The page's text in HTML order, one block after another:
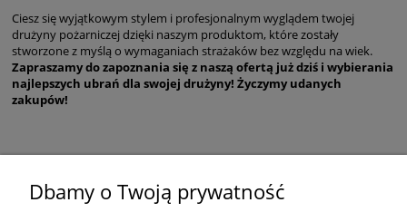
Ciesz się wyjątkowym stylem i profesjonalnym wyglądem twojej
drużyny pożarniczej dzięki naszym produktom, które zostały
stworzone z myślą o wymaganiach strażaków bez względu na wiek.
Zapraszamy do zapoznania się z naszą ofertą już dziś i wybierania
najlepszych ubrań dla swojej drużyny! Życzymy udanych
zakupów!
Dbamy o Twoją prywatność